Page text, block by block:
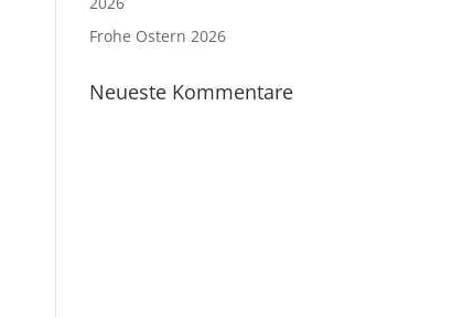
Frohe Ostern 2026
Neueste Kommentare